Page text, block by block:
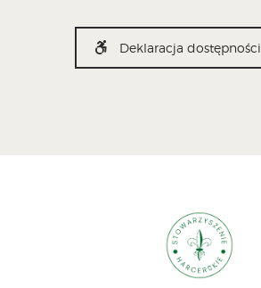
Deklaracja dostępności